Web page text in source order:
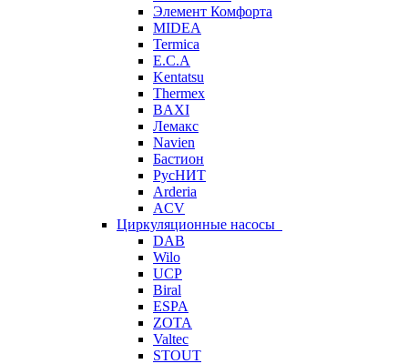
Элемент Комфорта
MIDEA
Termica
E.C.A
Kentatsu
Thermex
BAXI
Лемакс
Navien
Бастион
РусНИТ
Arderia
ACV
Циркуляционные насосы
DAB
Wilo
UCP
Biral
ESPA
ZOTA
Valtec
STOUT